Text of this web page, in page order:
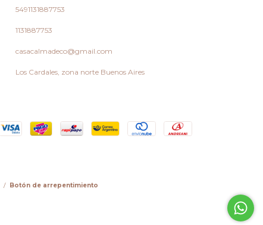
5491131887753
1131887753
casacalmadeco@gmail.com
Los Cardales, zona norte Buenos Aires
/ Botón de arrepentimiento